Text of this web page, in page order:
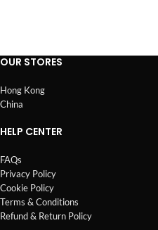
OUR STORES
Hong Kong
China
HELP CENTER
FAQs
Privacy Policy
Cookie Policy
Terms & Conditions
Refund & Return Policy